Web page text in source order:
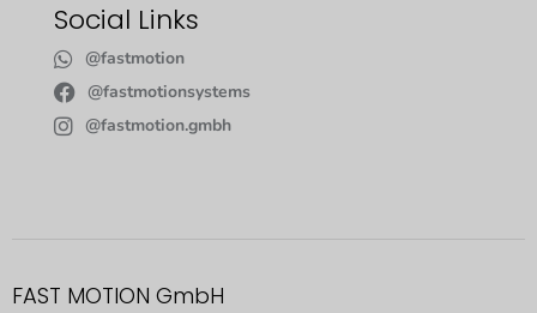
Social Links
@fastmotion
@fastmotionsystems
@fastmotion.gmbh
FAST MOTION GmbH